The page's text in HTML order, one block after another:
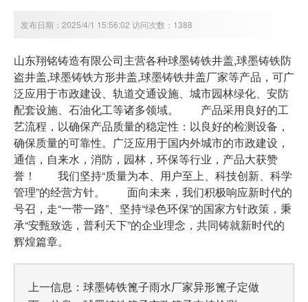
发布日期：2025/4/1 15:56:02 访问次数：1388
山东翔铭铸造有限公司主营各种球墨铸铁井盖,球墨铸铁防
盗井盖,球墨铸铁方形井盖,球墨铸铁井盖厂家等产品，可广
泛应用于市政建设、轨道交通设施、城市园林绿化、安防
配套设施、石油化工等诸多领域。 产品采用良好的工
艺流程，以确保产品质量的稳定性：以良好的检测设备，
确保质量的可靠性。广泛应用于国内外城市的市政建设，
通信，自来水，消防，园林，环保等行业，产品大获赞
誉！ 我们坚持“质量为本、用户至上、科技创新、科学
管理”的经营方针。 面向未来，我们积极响应新时代的
号召，走“一带一路”、坚持“绿色环保”的国家方针政策，秉
承“安甄致选，普利天下”的企业理念，共同铸就新时代的
辉煌篇章。
上一信息： 球墨铸铁篦子雨水厂家异形篦子定做